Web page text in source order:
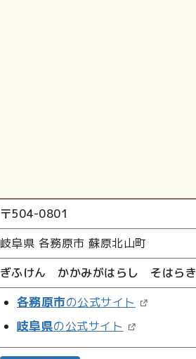
〒504-0801
岐阜県 各務原市 蘇原北山町
ぎふけん かかみがはらし そはらき
各務原市の公式サイト
岐阜県の公式サイト